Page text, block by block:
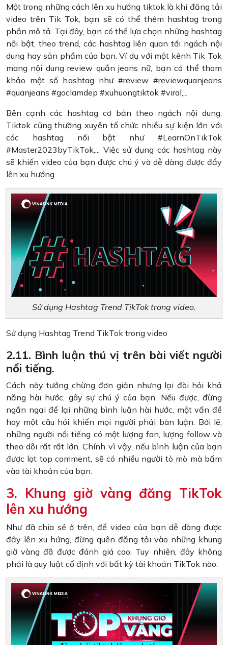
Một trong những cách lên xu hướng tiktok là khi đăng tải
video trên Tik Tok, bạn sẽ có thể thêm hashtag trong
phần mô tả. Tại đây, bạn có thể lựa chọn những hashtag
nổi bật, theo trend, các hashtag liên quan tới ngách nội
dung hay sản phẩm của bạn. Ví dụ với một kênh Tik Tok
mang nội dung review quần jeans nữ, bạn có thể tham
khảo một số hashtag như #review #reviewquanjeans
#quanjeans #goclamdep #xuhuongtiktok #viral,...
Bên cạnh các hashtag cơ bản theo ngách nội dung,
Tiktok cũng thường xuyên tổ chức nhiều sự kiện lớn với
các hashtag nổi bật như #LearnOnTikTok
#Master2023byTikTok,... Việc sử dụng các hashtag này
sẽ khiến video của bạn được chú ý và dễ dàng được đẩy
lên xu hướng.
Sử dụng Hashtag Trend TikTok trong video.
Sử dụng Hashtag Trend TikTok trong video
2.11. Bình luận thú vị trên bài viết người
nổi tiếng.
Cách này tưởng chừng đơn giản nhưng lại đòi hỏi khả
năng hài hước, gây sự chú ý của bạn. Nếu được, đừng
ngần ngại để lại những bình luận hài hước, một vấn đề
hay một câu hỏi khiến mọi người phải bàn luận. Bởi lẽ,
những người nổi tiếng có một lượng fan, lượng follow và
theo dõi rất rất lớn. Chính vì vậy, nếu bình luận của bạn
được lọt top comment, sẽ có nhiều người tò mò mà bấm
vào tài khoản của bạn.
3. Khung giờ vàng đăng TikTok
lên xu hướng
Như đã chia sẻ ở trên, để video của bạn dễ dàng được
đẩy lên xu hứng, đừng quên đăng tải vào những khung
giờ vàng đã được đánh giá cao. Tuy nhiên, đây không
phải là quy luật cố định với bất kỳ tài khoản TikTok nào.